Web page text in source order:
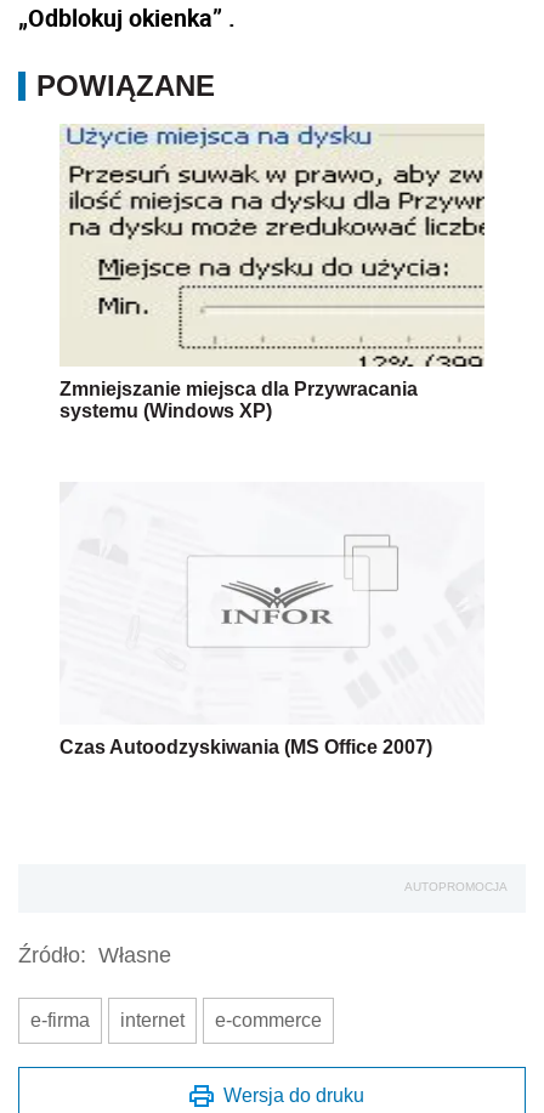
„Odblokuj okienka” .
POWIĄZANE
Zmniejszanie miejsca dla Przywracania
systemu (Windows XP)
Czas Autoodzyskiwania (MS Office 2007)
AUTOPROMOCJA
Źródło: Własne
e-firma internet e-commerce
Wersja do druku